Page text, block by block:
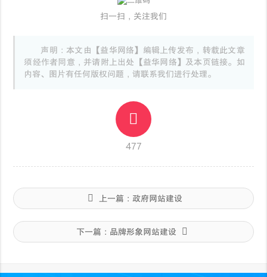
扫一扫，关注我们
声明：本文由【益华网络】编辑上传发布，转载此文章
须经作者同意，并请附上出处【益华网络】及本页链接。如
内容、图片有任何版权问题，请联系我们进行处理。
477
上一篇：政府网站建设
下一篇： 品牌形象网站建设